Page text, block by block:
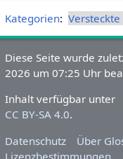
Kategorien:
Diese Seite wurde
2026 um 07:25 Uhr
Inhalt verfügbar unter
CC BY-SA 4.0.
Datenschutz
Über
Lizenzbestimmungen